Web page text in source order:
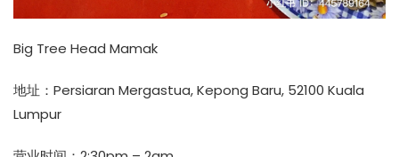
Big Tree Head Mamak
地址：Persiaran Mergastua, Kepong Baru, 52100 Kuala
Lumpur